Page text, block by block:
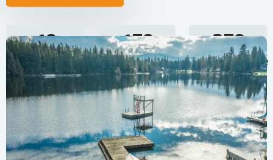
10
лет на рынке
150
счастливые
клиенты
250
Реализованные
проекты